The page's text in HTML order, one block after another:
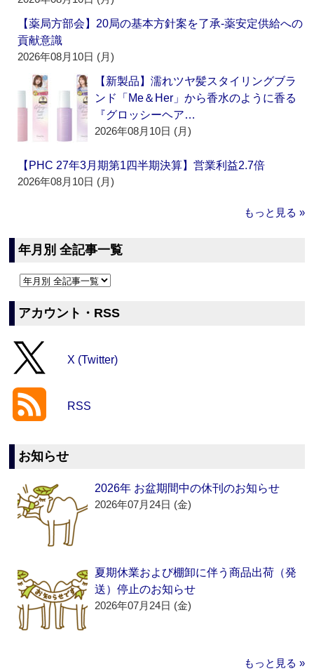
【薬局方部会】20局の基本方針案を了承‐薬安定供給への
貢献意識
2026年08月10日 (月)
【新製品】濡れツヤ髪スタイリングブラ
ンド「Me＆Her」から香水のように香る
『グロッシーヘア…
2026年08月10日 (月)
【PHC 27年3月期第1四半期決算】営業利益2.7倍
2026年08月10日 (月)
もっと見る »
年月別 全記事一覧
アカウント・RSS
X (Twitter)
RSS
お知らせ
2026年 お盆期間中の休刊のお知らせ
2026年07月24日 (金)
夏期休業および棚卸に伴う商品出荷（発
送）停止のお知らせ
2026年07月24日 (金)
もっと見る »